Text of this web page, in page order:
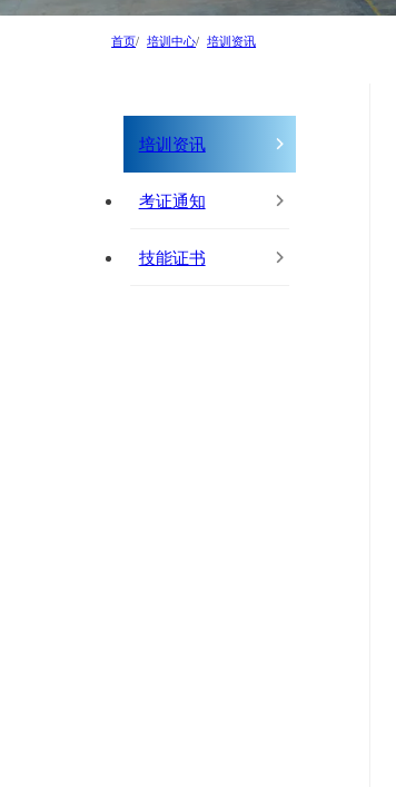
首页 培训中心 培训资讯
培训资讯
考证通知
技能证书